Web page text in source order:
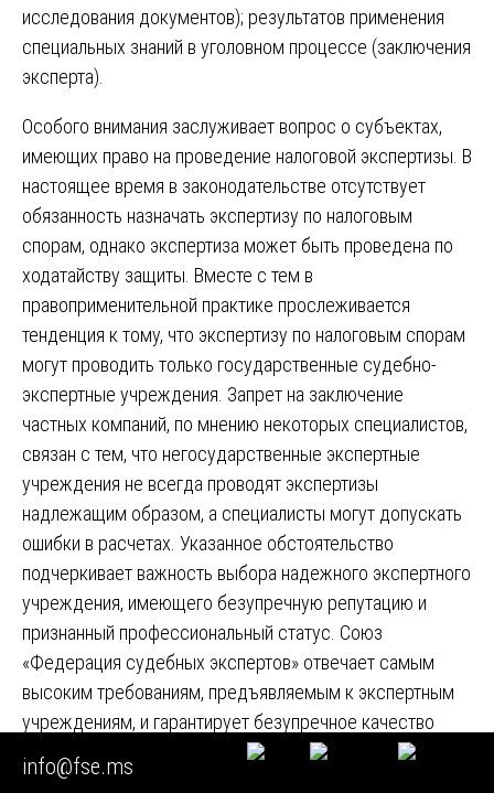
исследования документов); результатов применения
специальных знаний в уголовном процессе (заключения
эксперта).
Особого внимания заслуживает вопрос о субъектах,
имеющих право на проведение налоговой экспертизы. В
настоящее время в законодательстве отсутствует
обязанность назначать экспертизу по налоговым
спорам, однако экспертиза может быть проведена по
ходатайству защиты. Вместе с тем в
правоприменительной практике прослеживается
тенденция к тому, что экспертизу по налоговым спорам
могут проводить только государственные судебно-
экспертные учреждения. Запрет на заключение
частных компаний, по мнению некоторых специалистов,
связан с тем, что негосударственные экспертные
учреждения не всегда проводят экспертизы
надлежащим образом, а специалисты могут допускать
ошибки в расчетах. Указанное обстоятельство
подчеркивает важность выбора надежного экспертного
учреждения, имеющего безупречную репутацию и
признанный профессиональный статус. Союз
«Федерация судебных экспертов» отвечает самым
высоким требованиям, предъявляемым к экспертным
учреждениям, и гарантирует безупречное качество
проводимых исследований.
info@fse.ms